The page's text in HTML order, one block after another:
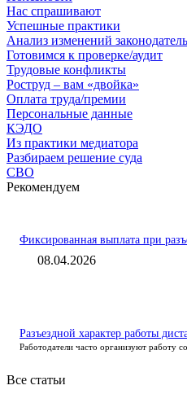
Нас спрашивают
Успешные практики
Анализ изменений
Готовимся к проверке/аудит
Трудовые конфликты
Роструд – вам «двойка»
Оплата труда/премии
Персональные данные
КЭДО
Из практики медиатора
Разбираем решение суда
СВО
Рекомендуем
Фиксированная выплата при
08.04.2026
Разъездной характер работы
Работодатели часто организуют работу
Все статьи